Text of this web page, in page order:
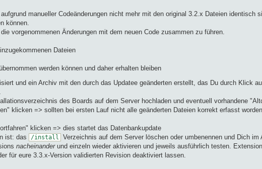
manueller Codeänderungen nicht mehr mit den original 3.2.x Dateien identisch
können.
vorgenommenen Änderungen mit dem neuen Code zusammen zu führen.
Dateien
werden können und daher erhalten bleiben
und ein Archiv mit den durch das Updatee geänderten erstellt, das Du durch Klick
des Boards auf dem Server hochladen und eventuell vorhandene
klicken => sollten bei ersten Lauf nicht alle geänderten Dateien korrekt erfasst
klicken => dies startet das Datenbankupdate
ist: das
/install
Verzeichnis auf dem Server löschen oder umbenennen und Dich im
nacheinanderund einzeln wieder aktivieren und jeweils ausführlich testen.
für eure 3.3.x-Version validierten Revision deaktiviert lassen.